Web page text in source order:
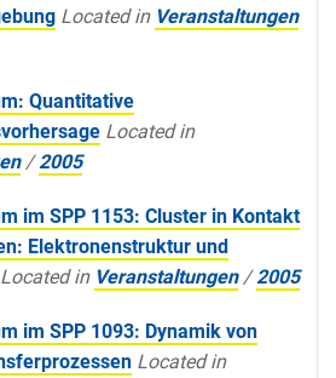
Located in Veranstaltungen
Quantitative
Located in
/2005
im SPP 1153: Cluster in Kontakt
Elektronenstruktur und
Located in Veranstaltungen /2005
im SPP 1093: Dynamik von
Located in